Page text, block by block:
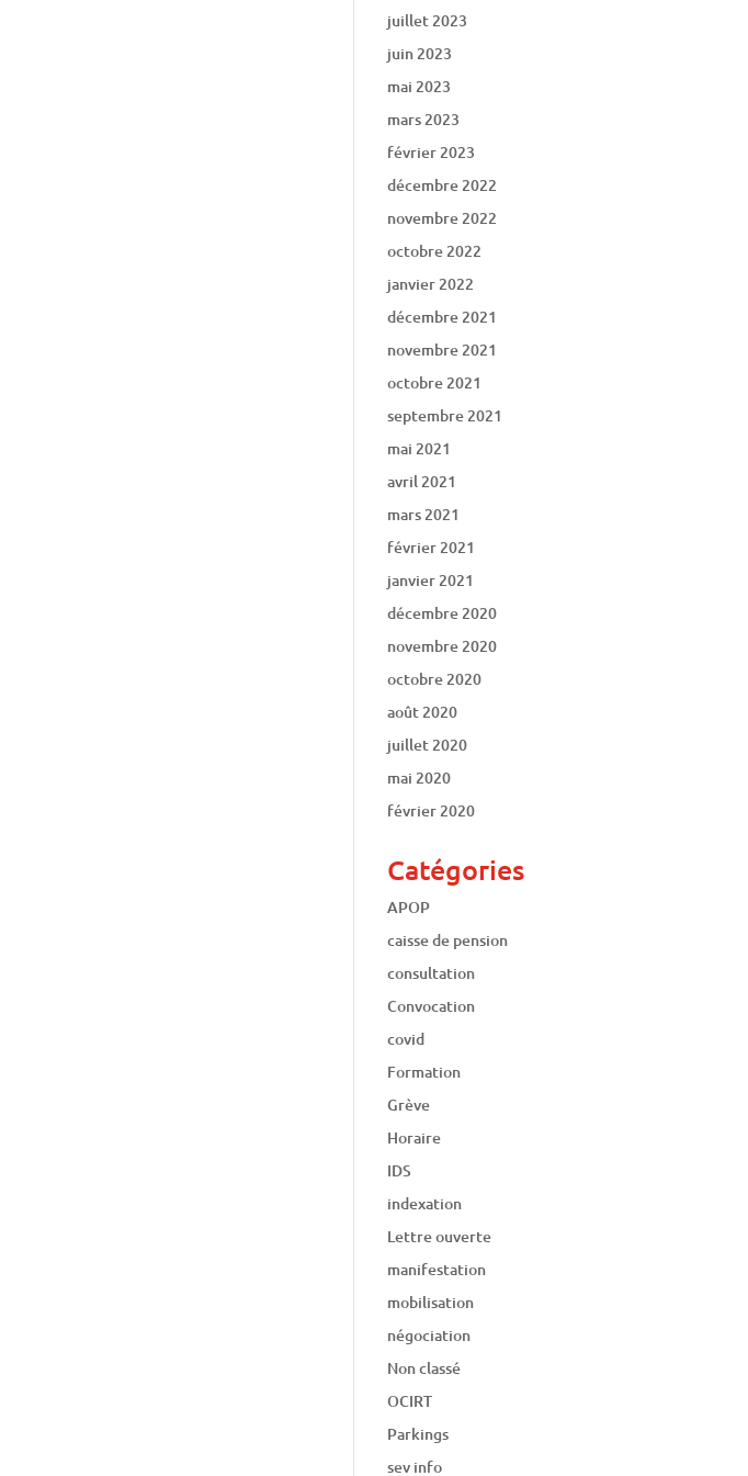
juillet 2023
juin 2023
mai 2023
mars 2023
février 2023
décembre 2022
novembre 2022
octobre 2022
janvier 2022
décembre 2021
novembre 2021
octobre 2021
septembre 2021
mai 2021
avril 2021
mars 2021
février 2021
janvier 2021
décembre 2020
novembre 2020
octobre 2020
août 2020
juillet 2020
mai 2020
février 2020
Catégories
APOP
caisse de pension
consultation
Convocation
covid
Formation
Grève
Horaire
IDS
indexation
Lettre ouverte
manifestation
mobilisation
négociation
Non classé
OCIRT
Parkings
sev info